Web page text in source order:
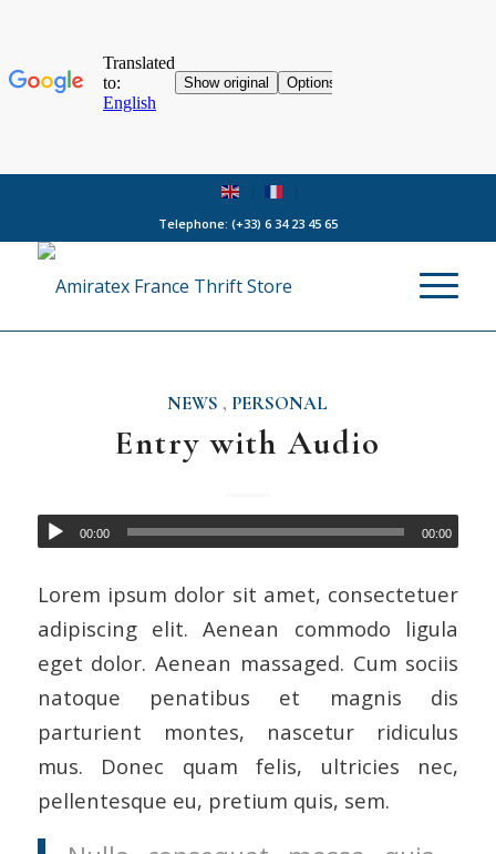
Telephone: (+33) 6 34 23 45 65
NEWS , PERSONAL
Entry with Audio
00:00 00:00
Lorem ipsum dolor sit amet, consectetuer
adipiscing elit. Aenean commodo ligula
eget dolor. Aenean massaged. Cum sociis
natoque penatibus et magnis dis
parturient montes, nascetur ridiculus
mus. Donec quam felis, ultricies nec,
pellentesque eu, pretium quis, sem.